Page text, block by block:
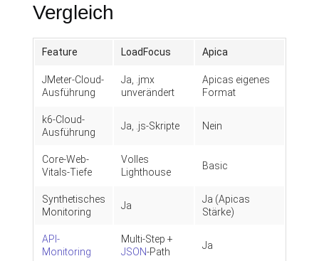
Vergleich
Feature LoadFocus Apica
JMeter-Cloud-
Ausführung
Ja, .jmx
unverändert
Apicas eigenes
Format
k6-Cloud-
Ausführung
Ja, .js-Skripte Nein
Core-Web-
Vitals-Tiefe
Volles
Lighthouse
Basic
Synthetisches
Monitoring
Ja
Ja (Apicas
Stärke)
API-
Monitoring
Multi-Step +
JSON-Path
Ja